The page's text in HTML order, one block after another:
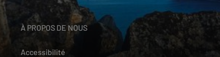
À PROPOS DE NOUS
Accessibilité